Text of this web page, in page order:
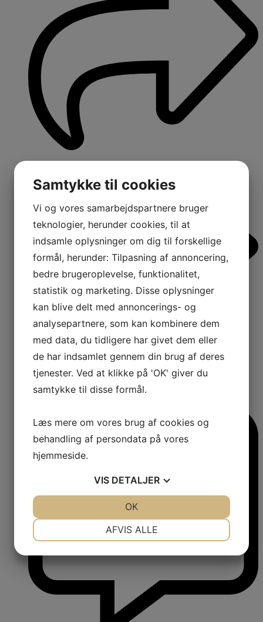
Samtykke til cookies
Vi og vores samarbejdspartnere bruger
teknologier, herunder cookies, til at
indsamle oplysninger om dig til forskellige
formål, herunder: Tilpasning af annoncering,
bedre brugeroplevelse, funktionalitet,
statistik og marketing. Disse oplysninger
kan blive delt med annoncerings- og
analysepartnere, som kan kombinere dem
med data, du tidligere har givet dem eller
de har indsamlet gennem din brug af deres
tjenester. Ved at klikke på 'OK' giver du
samtykke til disse formål.
Læs mere om vores brug af cookies og
behandling af persondata på vores
hjemmeside.
VIS DETALJER
AFVIS ALLE
OK